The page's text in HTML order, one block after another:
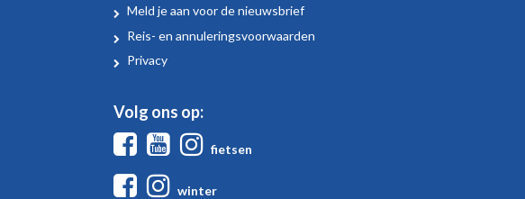
Vasa
Sport
Meld je aan voor de nieuwsbrief
Reis- en annuleringsvoorwaarden
Privacy
Volg ons op:
FacebookYoutube
fietsen
Facebook
winter